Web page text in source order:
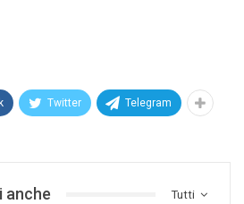
Twitter Telegram
Tutti
anche